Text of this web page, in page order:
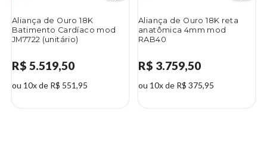
Aliança de Ouro 18K
Batimento Cardíaco mod
JM7722 (unitário)
R$ 5.519,50
ou 10x de R$ 551,95
Aliança de Ouro 18K reta
anatômica 4mm mod
RAB40
R$ 3.759,50
ou 10x de R$ 375,95